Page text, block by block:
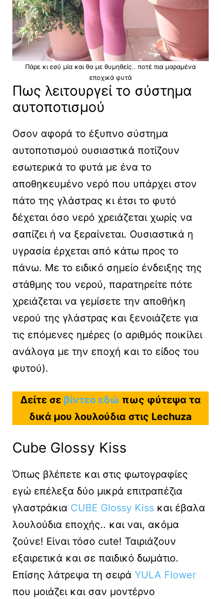
Πάρε κι εσύ μία και θα με θυμηθείς.. ποτέ πια μαραμένα
εποχικά φυτά
Πως λειτουργεί το σύστημα
αυτοποτισμού
Οσον αφορά το έξυπνο σύστημα
αυτοποτισμού ουσιαστικά ποτίζουν
εσωτερικά το φυτά με ένα το
αποθηκευμένο νερό που υπάρχει στον
πάτο της γλάστρας κι έτσι το φυτό
δέχεται όσο νερό χρειάζεται χωρίς να
σαπίζει ή να ξεραίνεται. Ουσιαστικά η
υγρασία έρχεται από κάτω προς το
πάνω. Με το ειδικό σημείο ένδειξης της
στάθμης του νερού, παρατηρείτε πότε
χρειάζεται να γεμίσετε την αποθήκη
νερού της γλάστρας και ξενοιάζετε για
τις επόμενες ημέρες (ο αριθμός ποικίλει
ανάλογα με την εποχή και το είδος του
φυτού).
Δείτε σε βίντεο εδώ πως φύτεψα τα
δικά μου λουλούδια στις Lechuza
Cube Glossy Kiss
Όπως βλέπετε και στις φωτογραφίες
εγώ επέλεξα δύο μικρά επιτραπέζια
γλαστράκια CUBE Glossy Kiss και έβαλα
λουλούδια εποχής.. και ναι, ακόμα
ζούνε! Είναι τόσο cute! Ταιριάζουν
εξαιρετικά και σε παιδικό δωμάτιο.
Επίσης λάτρεψα τη σειρά YULA Flower
που μοιάζει και σαν μοντέρνο